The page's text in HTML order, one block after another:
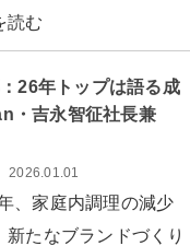
読む
26年トップは語る成
・吉永智征社長兼
2026.01.01
、家庭内調理の減少
たなブランドづくり